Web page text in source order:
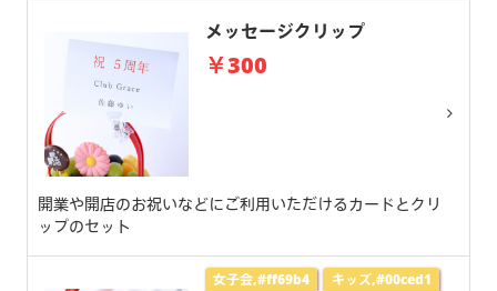
メッセージクリップ
￥300
開業や開店のお祝いなどにご利用いただけるカードとクリ
ップのセット
女子会,#ff69b4 キッズ,#00ced1